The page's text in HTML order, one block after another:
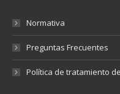
Normativa
Preguntas Frecuentes
Política de tratamiento